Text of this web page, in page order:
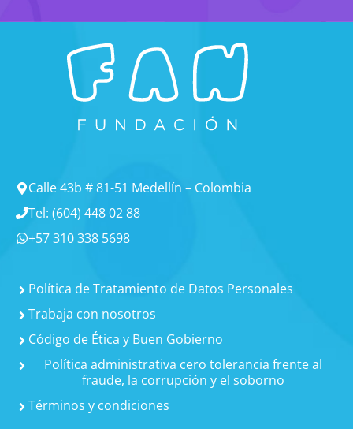
Calle 43b # 81-51 Medellín – Colombia
Tel: (604) 448 02 88
+57 310 338 5698
Política de Tratamiento de Datos Personales
Trabaja con nosotros
Código de Ética y Buen Gobierno
Política administrativa cero tolerancia frente al
fraude, la corrupción y el soborno
Términos y condiciones